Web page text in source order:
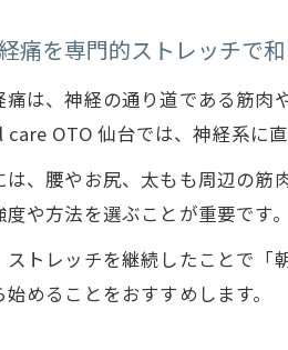
痛を専門的ストレッチで
痛は、神経の通り道である筋肉
OTO 仙台では、神経系に
は、腰やお尻、太もも周辺の筋
度や方法を選ぶことが重要です
ストレッチを継続したことで「
めることをおすすめします。